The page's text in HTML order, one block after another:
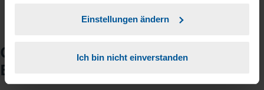
Einstellungen ändern
Ich bin nicht einverstanden
Checkliste für Ihr
Beratungsgespräch